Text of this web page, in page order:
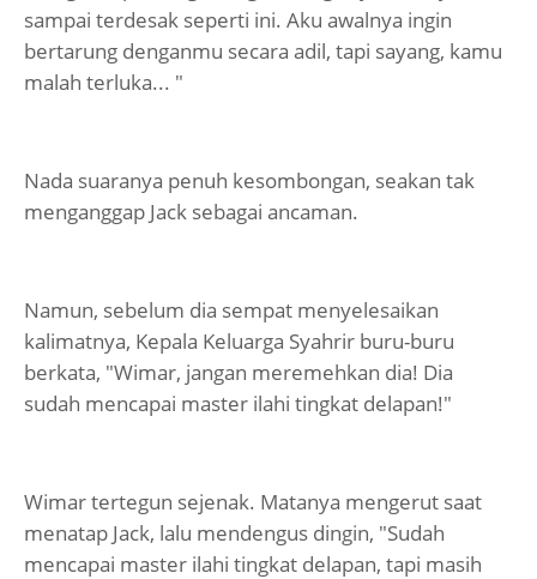
sampai terdesak seperti ini. Aku awalnya ingin
bertarung denganmu secara adil, tapi sayang, kamu
malah terluka... "
Nada suaranya penuh kesombongan, seakan tak
menganggap Jack sebagai ancaman.
Namun, sebelum dia sempat menyelesaikan
kalimatnya, Kepala Keluarga Syahrir buru-buru
berkata, "Wimar, jangan meremehkan dia! Dia
sudah mencapai master ilahi tingkat delapan!"
Wimar tertegun sejenak. Matanya mengerut saat
menatap Jack, lalu mendengus dingin, "Sudah
mencapai master ilahi tingkat delapan, tapi masih